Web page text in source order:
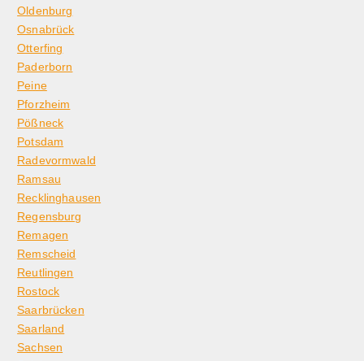
Oldenburg
Osnabrück
Otterfing
Paderborn
Peine
Pforzheim
Pößneck
Potsdam
Radevormwald
Ramsau
Recklinghausen
Regensburg
Remagen
Remscheid
Reutlingen
Rostock
Saarbrücken
Saarland
Sachsen